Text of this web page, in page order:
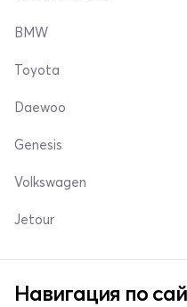
BMW
Toyota
Daewoo
Genesis
Volkswagen
Jetour
Навигация по